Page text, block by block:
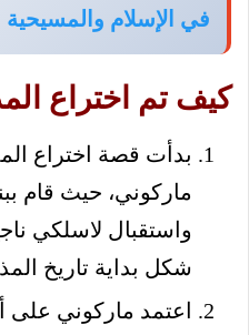
في الإسلام والمسيحية
كيف تم اختراع
بدأت قصة اختراع
ماركوني، حيث قام
واستقبال لاسلكي
شكل بداية تاريخ
اعتمد ماركوني على